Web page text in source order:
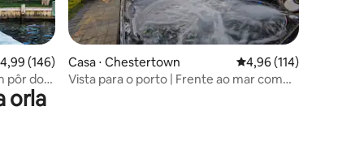
de uma avaliação média de 5, 146 avaliações
4,99 (146)
pôr do
Casa ⋅ Chestertown 4,96 de uma avaliação
4,96 (114)
Vista para o porto | Frente ao mar com
orla